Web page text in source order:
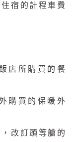
宿的計程車費
店所購買的餐
購買的保暖外
改訂頭等艙的